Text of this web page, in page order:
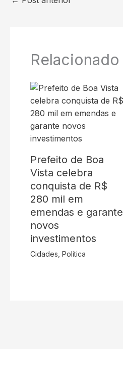
Relacionado
Prefeito de Boa
Vista celebra
conquista de R$
280 mil em
emendas e garante
novos
investimentos
Cidades Politica